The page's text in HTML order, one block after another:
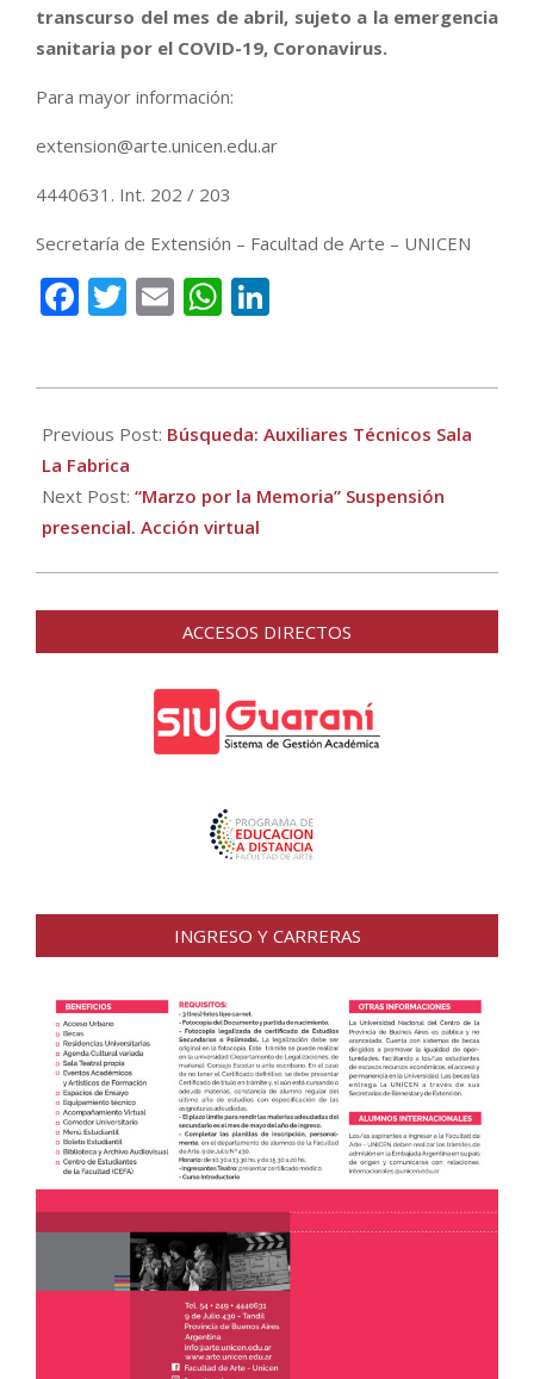
transcurso del mes de abril, sujeto a la emergencia
sanitaria por el COVID-19, Coronavirus.
Para mayor información:
extension@arte.unicen.edu.ar
4440631. Int. 202 / 203
Secretaría de Extensión – Facultad de Arte – UNICEN
Facebook
Twitter
EmailWhatsApp
03-
12
Previous Post: Búsqueda: Auxiliares Técnicos Sala
La Fabrica
Next Post: “Marzo por la Memoria” Suspensión
presencial. Acción virtual
ACCESOS DIRECTOS
INGRESO Y CARRERAS